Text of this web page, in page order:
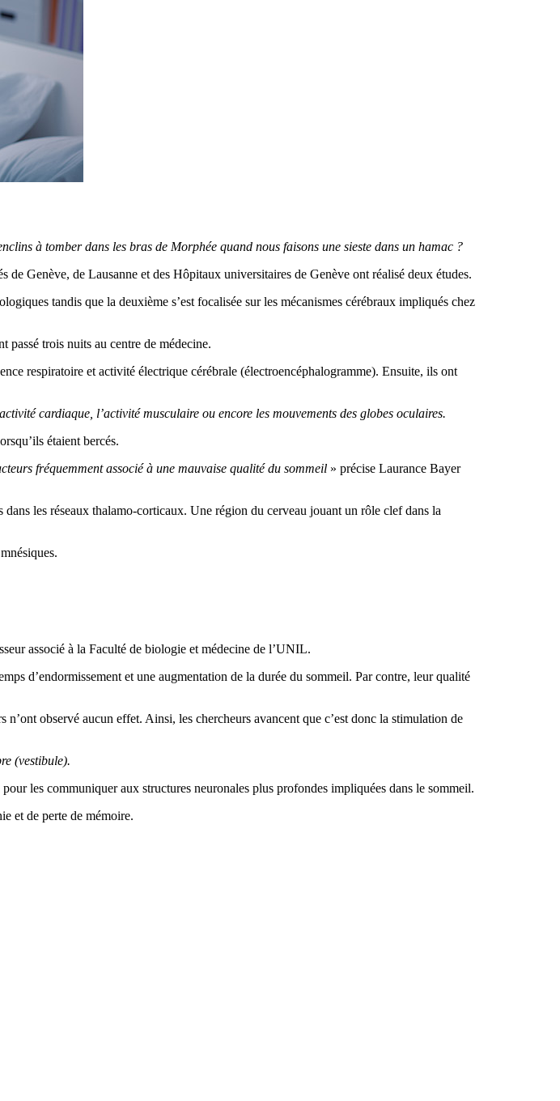
à tomber dans les bras de Morphée quand nous faisons une sieste dans un hamac ?
de Genève, de Lausanne et des Hôpitaux universitaires de Genève ont réalisé deux études.
tandis que la deuxième s’est focalisée sur les mécanismes cérébraux impliqués chez
passé trois nuits au centre de médecine.
respiratoire et activité électrique cérébrale (électroencéphalogramme). Ensuite, ils ont
cardiaque, l’activité musculaire ou encore les mouvements des globes oculaires.
étaient bercés.
fréquemment associé à une mauvaise qualité du sommeil» précise Laurance Bayer
les réseaux thalamo-corticaux. Une région du cerveau jouant un rôle clef dans la
associé à la Faculté de biologie et médecine de l’UNIL.
d’endormissement et une augmentation de la durée du sommeil. Par contre, leur qualité
observé aucun effet. Ainsi, les chercheurs avancent que c’est donc la stimulation de
(vestibule).
les communiquer aux structures neuronales plus profondes impliquées dans le sommeil.
et de perte de mémoire.